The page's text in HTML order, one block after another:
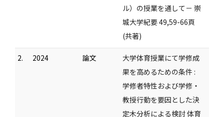
ル）の授業を通して－ 崇
城大学紀要 49,59-66頁
(共著)
2. 2024 論文
大学体育授業にて学修成
果を高めるための条件 :
学修者特性および学修・
教授行動を要因とした決
定木分析による検討 体育